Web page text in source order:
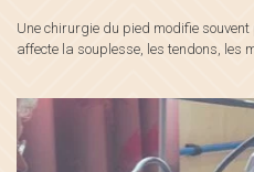
Une chirurgie du pied modifie
affecte la souplesse, les tendons, les